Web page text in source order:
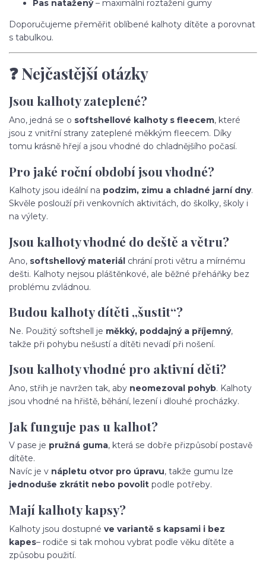
Pas natažený– maximální roztažení gumy
Doporučujeme přeměřit oblíbené kalhoty dítěte a porovnat
s tabulkou.
❓ Nejčastější otázky
Jsou kalhoty zateplené?
Ano, jedná se o softshellové kalhoty s fleecem, které
jsou z vnitřní strany zateplené měkkým fleecem. Díky
tomu krásně hřejí a jsou vhodné do chladnějšího počasí.
Pro jaké roční období jsou vhodné?
Kalhoty jsou ideální na podzim, zimu a chladné jarní dny.
Skvěle poslouží při venkovních aktivitách, do školky, školy i
na výlety.
Jsou kalhoty vhodné do deště a větru?
Ano, softshellový materiál chrání proti větru a mírnému
dešti. Kalhoty nejsou pláštěnkové, ale běžné přeháňky bez
problému zvládnou.
Budou kalhoty dítěti „šustit“?
Ne. Použitý softshell je měkký, poddajný a příjemný,
takže při pohybu nešustí a dítěti nevadí při nošení.
Jsou kalhoty vhodné pro aktivní děti?
Ano, střih je navržen tak, aby neomezoval pohyb. Kalhoty
jsou vhodné na hřiště, běhání, lezení i dlouhé procházky.
Jak funguje pas u kalhot?
V pase je pružná guma, která se dobře přizpůsobí postavě
dítěte.
Navíc je v nápletu otvor pro úpravu, takže gumu lze
jednoduše zkrátit nebo povolit podle potřeby.
Mají kalhoty kapsy?
Kalhoty jsou dostupné ve variantě s kapsami i bez
kapes– rodiče si tak mohou vybrat podle věku dítěte a
způsobu použití.